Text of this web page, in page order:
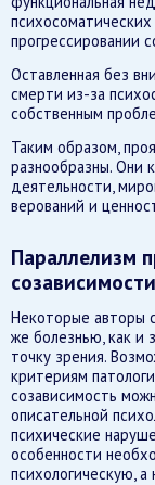
прогрессировании
Оставленная без
смерти из-за
собственным
Таким образом,
разнообразны. Они
деятельности,
верований и
Параллелизм
созависимости
Некоторые авторы
же болезнью, как и
точку зрения.
критериям
созависимость
описательной
психические
особенности
психологическую,